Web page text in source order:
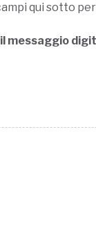
qui sotto per
messaggio